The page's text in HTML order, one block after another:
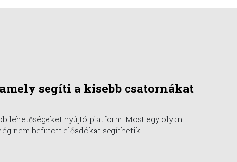
segíti a kisebb csatornákat
lehetőségeket nyújtó platform. Most egy olyan
nem befutott előadókat segíthetik.